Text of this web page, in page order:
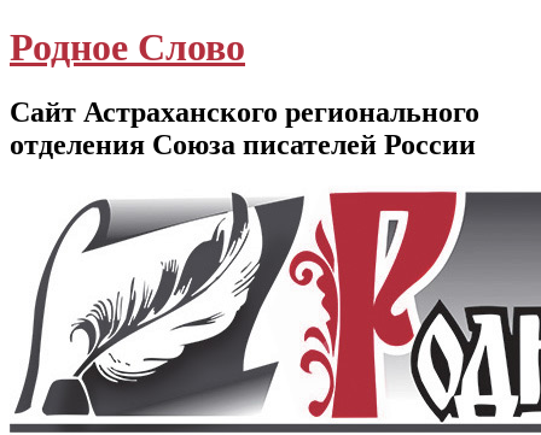
Родное Слово
Сайт Астраханского регионального
отделения Союза писателей России